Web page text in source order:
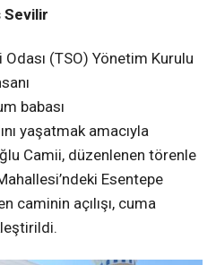
Sevilir
(TSO) Yönetim Kurulu
babası
yaşatmak amacıyla
Camii, düzenlenen törenle
Esentepe
caminin açılışı, cuma